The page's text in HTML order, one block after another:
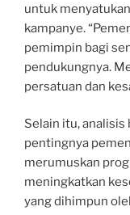
untuk
kampanye.
pemimpin bagi
pendukungnya.
persatuan dan
Selain itu,
pentingnya
merumuskan
meningkatkan
yang dihimpun